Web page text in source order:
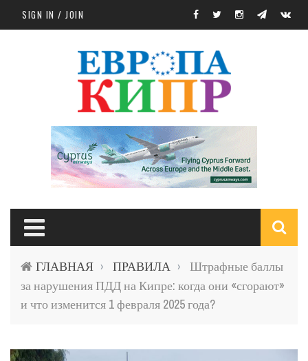
Skip to main content
SIGN IN / JOIN
ГЛАВНАЯ › ПРАВИЛА ›
Штрафные баллы
за нарушения ПДД на Кипре: когда они «сгорают»
и что изменится 1 февраля 2025 года?